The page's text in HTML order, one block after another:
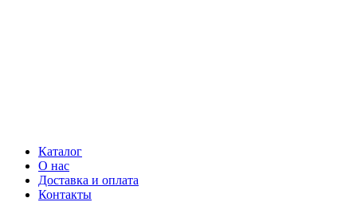
Каталог
О нас
Доставка и оплата
Контакты